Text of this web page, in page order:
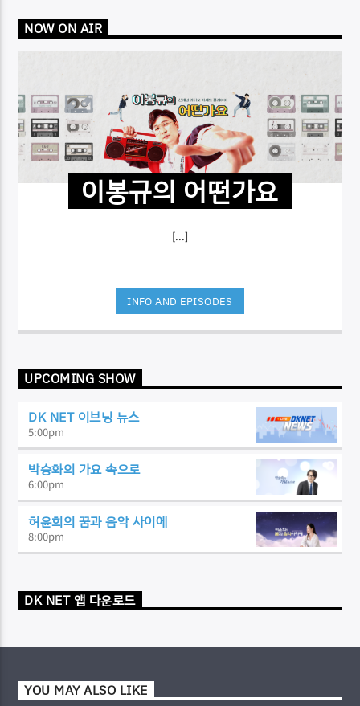
NOW ON AIR
이봉규의 어떤가요
[...]
INFO AND EPISODES
UPCOMING SHOW
DK NET 이브닝 뉴스
5:00pm
박승화의 가요 속으로
6:00pm
허윤희의 꿈과 음악 사이에
8:00pm
DK NET 앱 다운로드
YOU MAY ALSO LIKE